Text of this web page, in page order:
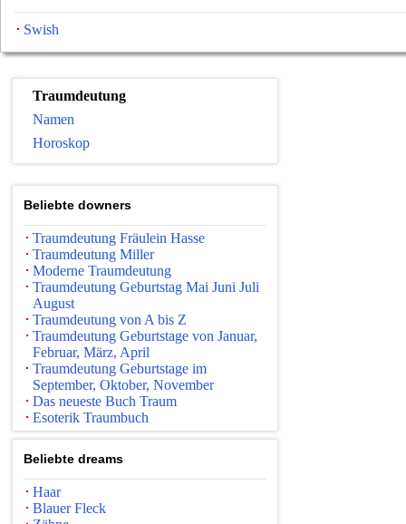
Swish
Traumdeutung
Namen
Horoskop
Beliebte downers
Traumdeutung Fräulein Hasse
Traumdeutung Miller
Moderne Traumdeutung
Traumdeutung Geburtstag Mai Juni Juli
August
Traumdeutung von A bis Z
Traumdeutung Geburtstage von Januar,
Februar, März, April
Traumdeutung Geburtstage im
September, Oktober, November
Das neueste Buch Traum
Esoterik Traumbuch
Beliebte dreams
Haar
Blauer Fleck